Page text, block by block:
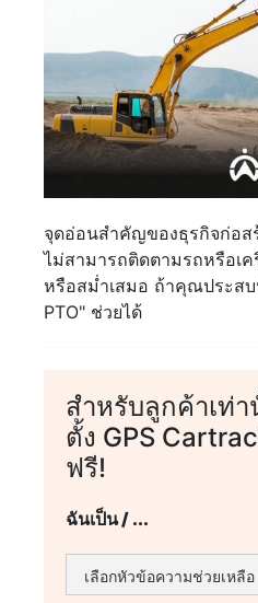
สำหรับลูกค้าเท่
ตั้ง GPS
ฟรี!
ฉันเป็น / ...
จุดอ่อนสำคัญของธุรกิจก่อส
ไม่สามารถติดตามรถหรือเ
หรือสม่ำเสมอ ถ้าคุณประส
PTO" ช่วยได้